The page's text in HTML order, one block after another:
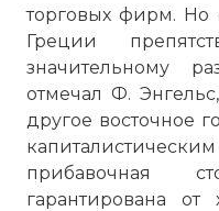
торговых фирм. Но
Греции
значительному
отмечал Ф.
другое восточное
прибавочная
гарантирована